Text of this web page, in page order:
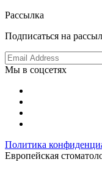
Рассылка
Подписаться на
Мы в соцсетях
Политика
Европейская